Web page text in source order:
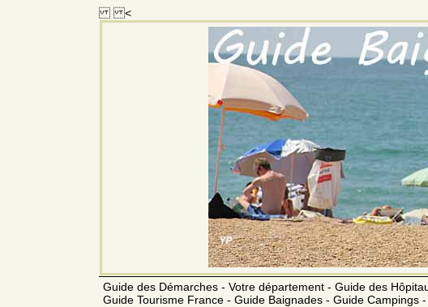
<
Guide des Démarches - Votre département - Guide des
Guide Tourisme France - Guide Baignades - Guide Campings